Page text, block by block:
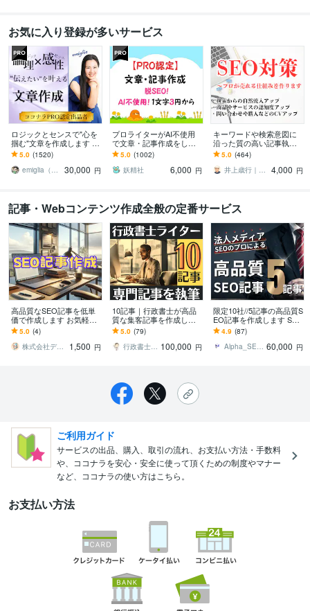
お気に入り登録が多いサービス
ロジックとセンスで"心を
掴む"文章を作成します あ
なたの「実現したい未
来」を叶えるための渾身
のライティング
5.0 (1520)
emiglia（エミリア）
30,000 円
プロライターがAI不使用
で文章・記事作成をしま
す ホームページ、アフィ
リエイト、ゲーム記事な
ども楽しく執筆中！
5.0 (1002)
妖精社
6,000 円
キーワードや検索意図に
沿った質の高い記事執筆
します ランキング1位獲得
済ライター、出版賞受賞
ライターが心をこめて
5.0 (464)
井上歳行｜SEO対策×Webライティング
4,000 円
記事・Webコンテンツ作成全般の定番サービス
高品質なSEO記事を低単
価で作成します お気軽に
テーマ、キーワードのご
指定、ご相談ください。
5.0 (4)
株式会社デジタルレシピ
1,500 円
10記事｜行政書士が高品
質な集客記事を作成しま
す 上位表示で成約やブラ
ンディングUP！リライト
や監修も対応可能
5.0 (79)
行政書士ライター 100,000 円
限定10社//5記事の高品質S
EO記事を作成します SEO
対策に強い、読者に読ま
れる、両立した記事を執
筆します。
4.9 (87)
Alpha_SEO｜SEOの専門家 60,000 円
ご利用ガイド
サービスの出品、購入、取引の流れ、お支払い方法・手数料
や、ココナラを安心・安全に使って頂くための制度やマナー
など、ココナラの使い方はこちら。
お支払い方法